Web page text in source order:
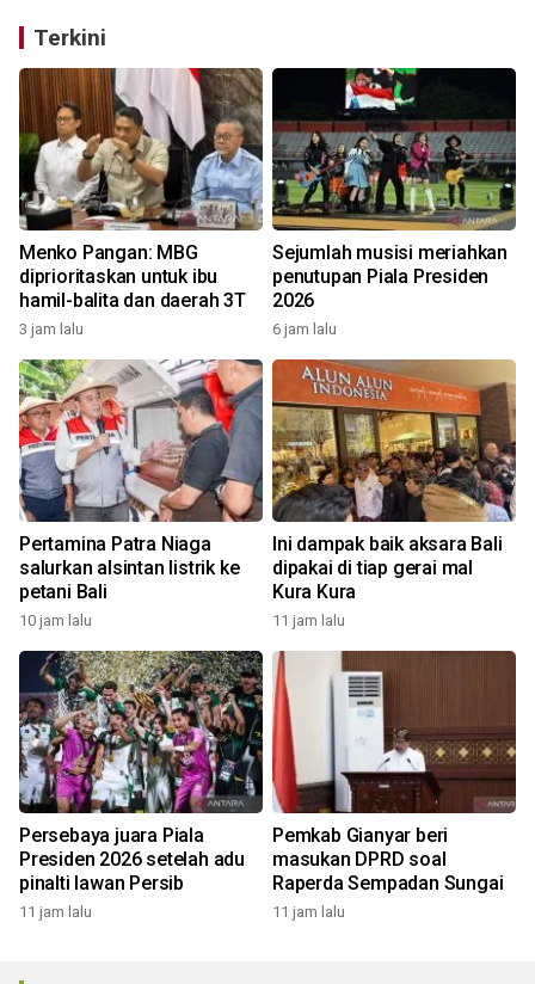
Terkini
Menko Pangan: MBG
diprioritaskan untuk ibu
hamil-balita dan daerah 3T
3 jam lalu
Sejumlah musisi meriahkan
penutupan Piala Presiden
2026
6 jam lalu
Pertamina Patra Niaga
salurkan alsintan listrik ke
petani Bali
10 jam lalu
Ini dampak baik aksara Bali
dipakai di tiap gerai mal
Kura Kura
11 jam lalu
Persebaya juara Piala
Presiden 2026 setelah adu
pinalti lawan Persib
11 jam lalu
Pemkab Gianyar beri
masukan DPRD soal
Raperda Sempadan Sungai
11 jam lalu